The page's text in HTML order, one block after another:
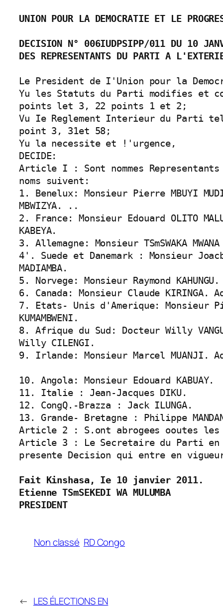
UNION POUR LA DEMOCRATIE ET LE
DECISION N° 006IUDPSIPP/011 DU 10
DES REPRESENTANTS DU PARTI A
Le President de I'Union pour la
Yu les Statuts du Parti modifies et
points let 3, 22 points 1 et 2;
Vu Ie Reglement Interieur du Parti
point 3, 31et 58;
Yu la necessite et !'urgence,
DECIDE:
Article I : Sont nommes
noms suivent:
1. Benelux: Monsieur Pierre MBUYI
MBWIZYA. ..
2. France: Monsieur Edouard OLITO
KABEYA.
3. Allemagne: Monsieur TSmSWAKA
4'. Suede et Danemark : Monsieur
MADIAMBA.
5. Norvege: Monsieur Raymond KAHUNGU.
6. Canada: Monsieur Claude KIRINGA.
7. Etats- Unis d'Amerique: Monsieur
KUMAMBWENI.
8. Afrique du Sud: Docteur Willy
Willy CILENGI.
9. Irlande: Monsieur Marcel MUANJI.
10. Angola: Monsieur Edouard KABUAY.
11. Italie : Jean-Jacques DIKU.
12. CongQ.-Brazza : Jack ILUNGA.
13. Grande- Bretagne : Philippe
Article 2 : S.ont abrogees ooutes
Article 3 : Le Secretaire du Parti en
presente Decision qui entre en
Fait Kinshasa, Ie 10 janvier 2011.
Etienne TSmSEKEDI WA MULUMBA
PRESIDENT
Non classé RD Congo
← LES ÉLECTIONS EN